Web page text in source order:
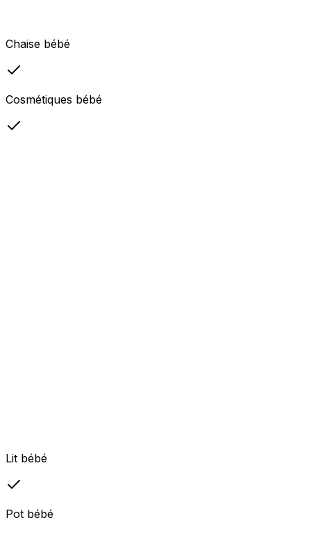
Chaise bébé
Cosmétiques bébé
Lit bébé
Pot bébé